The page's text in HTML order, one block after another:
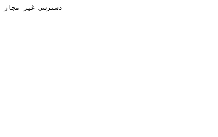
دسترسی غیر مجاز